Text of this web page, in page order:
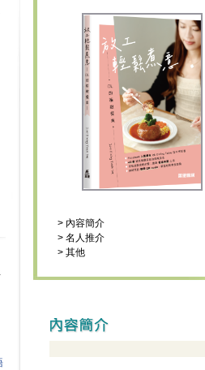
> 內容簡介
> 名人推介
> 其他